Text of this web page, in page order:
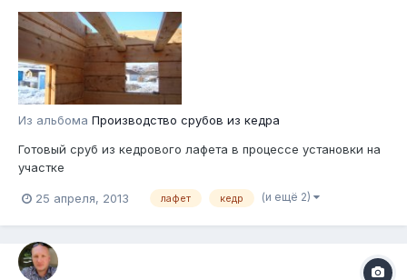
Из альбома Производство срубов из кедра
Готовый сруб из кедрового лафета в процессе установки на
участке
25 апреля, 2013 лафет кедр (и ещё 2)